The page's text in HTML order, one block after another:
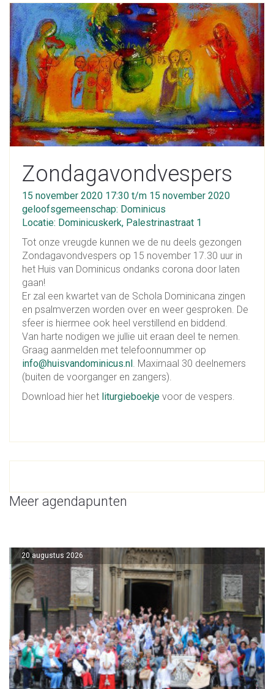
Zondagavondvespers
15 november 2020 17:30 t/m 15 november 2020
geloofsgemeenschap: Dominicus
Locatie: Dominicuskerk, Palestrinastraat 1
Tot onze vreugde kunnen we de nu deels gezongen
Zondagavondvespers op 15 november 17.30 uur in
het Huis van Dominicus ondanks corona door laten
gaan!
Er zal een kwartet van de Schola Dominicana zingen
en psalmverzen worden over en weer gesproken. De
sfeer is hiermee ook heel verstillend en biddend.
Van harte nodigen we jullie uit eraan deel te nemen.
Graag aanmelden met telefoonnummer op
info@huisvandominicus.nl . Maximaal 30 deelnemers
(buiten de voorganger en zangers).
Download hier het liturgieboekje voor de vespers.
Meer agendapunten
20 augustus 2026